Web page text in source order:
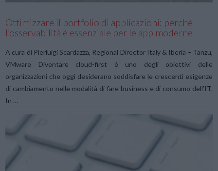
Ottimizzare il portfolio di applicazioni: perché
l’osservabilità è essenziale per le app moderne
A cura di Pierluigi Scardazza, Regional Director Italy & Iberia – Tanzu,
VMware Diventare cloud-first è uno degli obiettivi delle
organizzazioni che oggi desiderano soddisfare le crescenti esigenze
di cambiamento nelle modalità di fare business e di consumo dell’IT.
In …